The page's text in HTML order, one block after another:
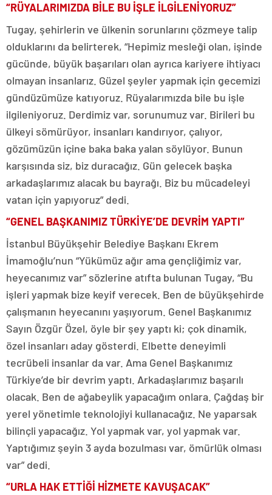
“RÜYALARIMIZDA BİLE BU İŞLE İLGİLENİYORUZ”
Tugay, şehirlerin ve ülkenin sorunlarını çözmeye talip
olduklarını da belirterek, “Hepimiz mesleği olan, işinde
gücünde, büyük başarıları olan ayrıca kariyere ihtiyacı
olmayan insanlarız. Güzel şeyler yapmak için gecemizi
gündüzümüze katıyoruz. Rüyalarımızda bile bu işle
ilgileniyoruz. Derdimiz var, sorunumuz var. Birileri bu
ülkeyi sömürüyor, insanları kandırıyor, çalıyor,
gözümüzün içine baka baka yalan söylüyor. Bunun
karşısında siz, biz duracağız. Gün gelecek başka
arkadaşlarımız alacak bu bayrağı. Biz bu mücadeleyi
vatan için yapıyoruz” dedi.
“GENEL BAŞKANIMIZ TÜRKİYE’DE DEVRİM YAPTI”
İstanbul Büyükşehir Belediye Başkanı Ekrem
İmamoğlu’nun “Yükümüz ağır ama gençliğimiz var,
heyecanımız var” sözlerine atıfta bulunan Tugay, “Bu
işleri yapmak bize keyif verecek. Ben de büyükşehirde
çalışmanın heyecanını yaşıyorum. Genel Başkanımız
Sayın Özgür Özel, öyle bir şey yaptı ki; çok dinamik,
özel insanları aday gösterdi. Elbette deneyimli
tecrübeli insanlar da var. Ama Genel Başkanımız
Türkiye’de bir devrim yaptı. Arkadaşlarımız başarılı
olacak. Ben de ağabeylik yapacağım onlara. Çağdaş bir
yerel yönetimle teknolojiyi kullanacağız. Ne yaparsak
bilinçli yapacağız. Yol yapmak var, yol yapmak var.
Yaptığımız şeyin 3 ayda bozulması var, ömürlük olması
var” dedi.
“URLA HAK ETTİĞİ HİZMETE KAVUŞACAK”